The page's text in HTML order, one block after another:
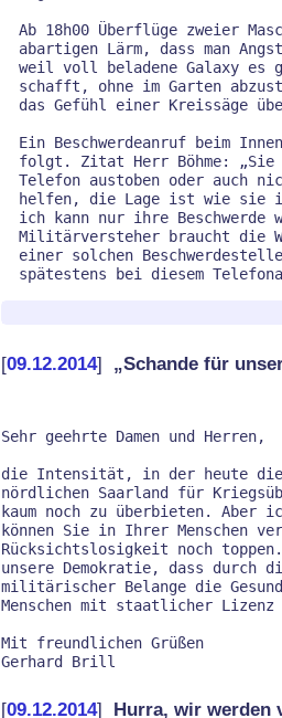
[09.12.2014] „Schande für
Sehr geehrte Damen und Herren,
die Intensität, in der heute die
nördlichen Saarland für
kaum noch zu überbieten. Aber
können Sie in Ihrer Menschen
Rücksichtslosigkeit noch
unsere Demokratie, dass durch
militärischer Belange die
Menschen mit staatlicher
Mit freundlichen Grüßen
[09.12.2014] Hurra, wir werden